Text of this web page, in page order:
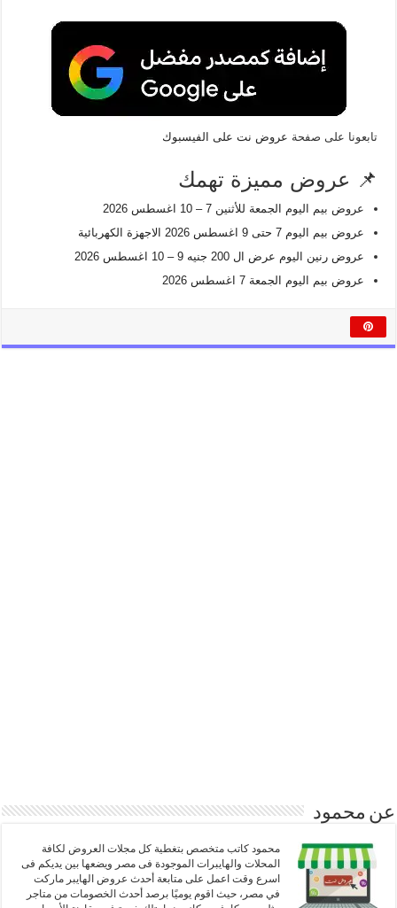
تابعونا على صفحة عروض نت على الفيسبوك
📌 عروض مميزة تهمك
عروض بيم اليوم الجمعة للأثنين 7 – 10 اغسطس 2026
عروض بيم اليوم 7 حتى 9 اغسطس 2026 الاجهزة الكهربائية
عروض رنين اليوم عرض ال 200 جنيه 9 – 10 اغسطس 2026
عروض بيم اليوم الجمعة 7 اغسطس 2026
عن محمود
محمود كاتب متخصص بتغطية كل مجلات العروض لكافة
المحلات والهايبرات الموجودة فى مصر ويضعها بين يديكم فى
اسرع وقت اعمل على متابعة أحدث عروض الهايبر ماركت
في مصر، حيث اقوم يوميًا برصد أحدث الخصومات من متاجر